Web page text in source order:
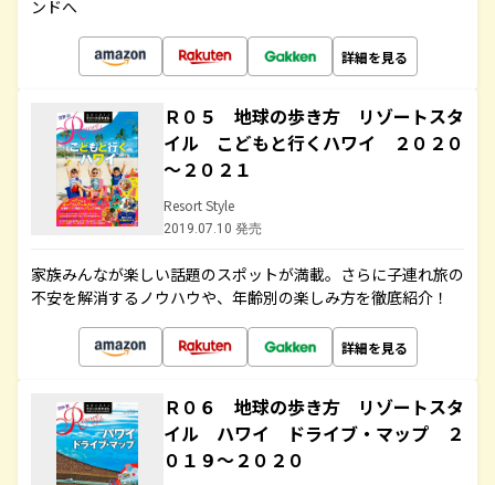
ンドへ
詳細を見る
Ｒ０５ 地球の歩き方 リゾートスタ
イル こどもと行くハワイ ２０２０
～２０２１
Resort Style
2019.07.10 発売
家族みんなが楽しい話題のスポットが満載。さらに子連れ旅の
不安を解消するノウハウや、年齢別の楽しみ方を徹底紹介！
詳細を見る
Ｒ０６ 地球の歩き方 リゾートスタ
イル ハワイ ドライブ・マップ ２
０１９～２０２０